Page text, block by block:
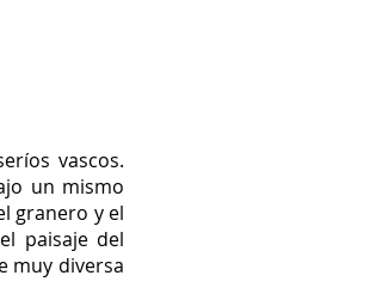
vascos.
un mismo
granero y el
paisaje del
muy diversa